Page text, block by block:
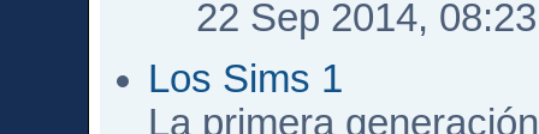
22 Sep 2014, 08:23
Los Sims 1
La primera